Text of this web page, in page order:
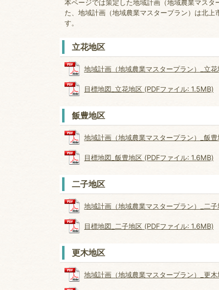
本ページでは策定した地域計画（地域農業マス
た、地域計画（地域農業マスタープラン）は北
す。
立花地区
地域計画（地域農業マスタープラン）_立
目標地図_立花地区 (PDFファイル: 1.5MB)
飯豊地区
地域計画（地域農業マスタープラン）_飯
目標地図_飯豊地区 (PDFファイル: 1.6MB)
二子地区
地域計画（地域農業マスタープラン）_二
目標地図_二子地区 (PDFファイル: 1.6MB)
更木地区
地域計画（地域農業マスタープラン）_更